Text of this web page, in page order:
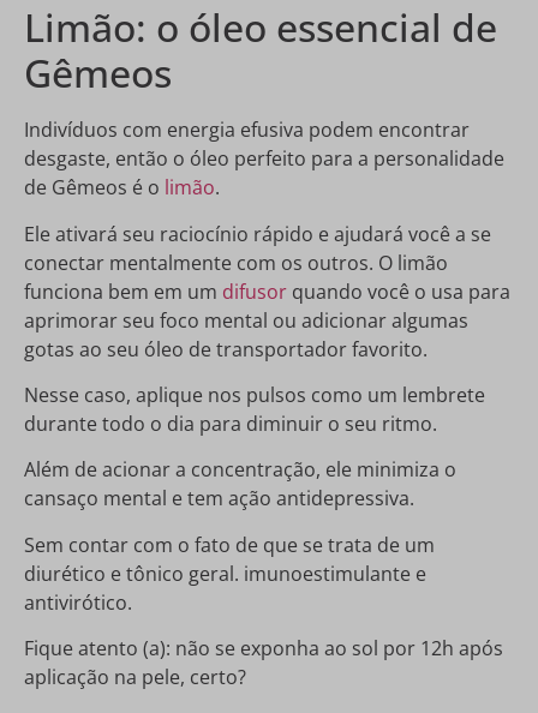
Limão: o óleo essencial de
Gêmeos
Indivíduos com energia efusiva podem encontrar
desgaste, então o óleo perfeito para a personalidade
de Gêmeos é o limão.
Ele ativará seu raciocínio rápido e ajudará você a se
conectar mentalmente com os outros. O limão
funciona bem em um difusor quando você o usa para
aprimorar seu foco mental ou adicionar algumas
gotas ao seu óleo de transportador favorito.
Nesse caso, aplique nos pulsos como um lembrete
durante todo o dia para diminuir o seu ritmo.
Além de acionar a concentração, ele minimiza o
cansaço mental e tem ação antidepressiva.
Sem contar com o fato de que se trata de um
diurético e tônico geral. imunoestimulante e
antivirótico.
Fique atento (a): não se exponha ao sol por 12h após
aplicação na pele, certo?